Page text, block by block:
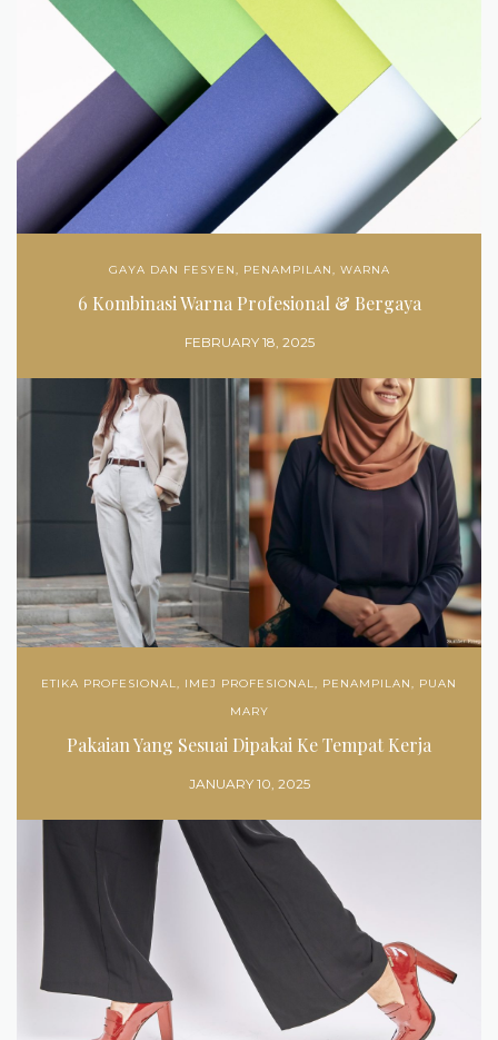
GAYA DAN FESYEN, PENAMPILAN, WARNA
6 Kombinasi Warna Profesional & Bergaya
FEBRUARY 18, 2025
ETIKA PROFESIONAL, IMEJ PROFESIONAL, PENAMPILAN, PUAN
MARY
Pakaian Yang Sesuai Dipakai Ke Tempat Kerja
JANUARY 10, 2025